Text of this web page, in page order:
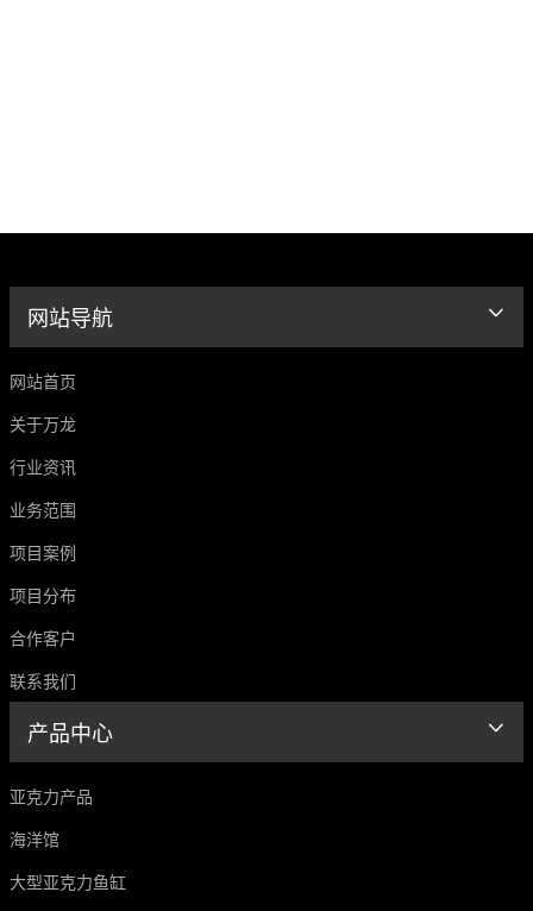
网站导航
网站首页
关于万龙
行业资讯
业务范围
项目案例
项目分布
合作客户
联系我们
产品中心
亚克力产品
海洋馆
大型亚克力鱼缸